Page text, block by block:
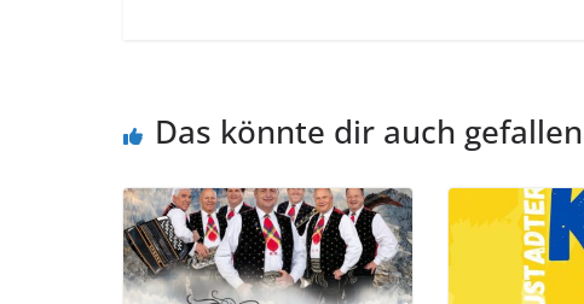
Das könnte dir auch gefallen